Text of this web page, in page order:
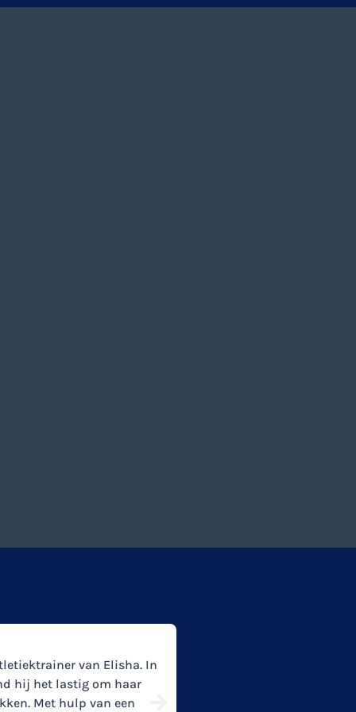
van Elisha. In
hij het lastig om haar
Met hulp van een